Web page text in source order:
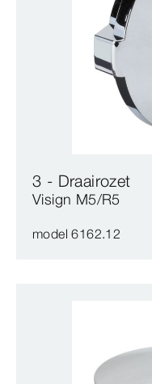
3 - Draairozet
Visign M5/R5
model 6162.12